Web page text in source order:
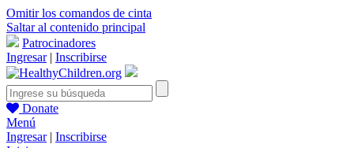
Omitir los comandos de cinta
Saltar al contenido principal
Patrocinadores
Ingresar| Inscribirse
Donate
Menú
Ingresar| Inscribirse